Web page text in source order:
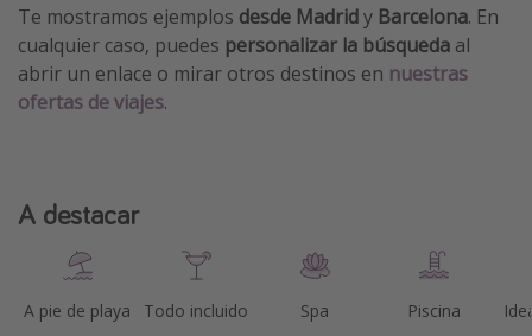
Eventos deportivos
Te mostramos ejemplos desde Madridy Barcelona. En
cualquier caso, puedes personalizar la búsqueda al
abrir un enlace o mirar otros destinos en nuestras
ofertas de viajes.
A destacar
A pie de playa Todo incluido Spa Piscina